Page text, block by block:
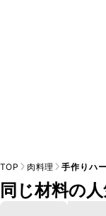
TOP 肉料理 手作りハ
同じ材料の